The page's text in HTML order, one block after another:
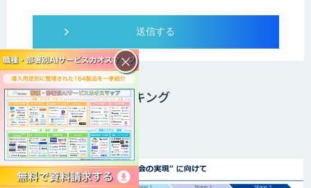
ニュースPVランキング
週間PVランキング
×